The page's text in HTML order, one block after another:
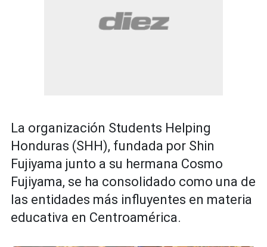
La organización Students Helping
Honduras (SHH), fundada por Shin
Fujiyama junto a su hermana Cosmo
Fujiyama, se ha consolidado como una de
las entidades más influyentes en materia
educativa en Centroamérica.